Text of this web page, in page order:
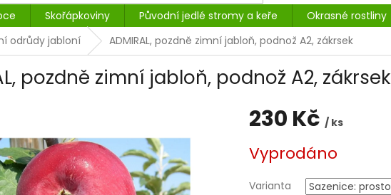
Skořápkoviny Původní jedlé stromy a keře Okrasné rostliny
odrůdy jabloní ADMIRAL, pozdně zimní jabloň, podnož A2, zákrsek
pozdně zimní jabloň, podnož A2, zákrsek
230 Kč / ks
cena:
Vyprodáno
Varianta